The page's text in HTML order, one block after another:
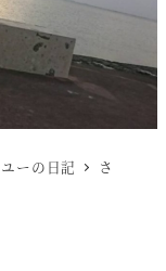
ーの日記
さ